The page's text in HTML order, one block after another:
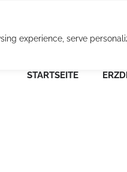
experience, serve
STARTSEITE